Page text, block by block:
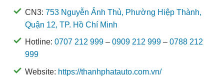
CN3: 753 Nguyễn Ảnh Thủ, Phường Hiệp Thành,
Quận 12, TP. Hồ Chí Minh
Hotline: 0707 212 999 – 0909 212 999 – 0788 212
999
Website: https://thanhphatauto.com.vn/